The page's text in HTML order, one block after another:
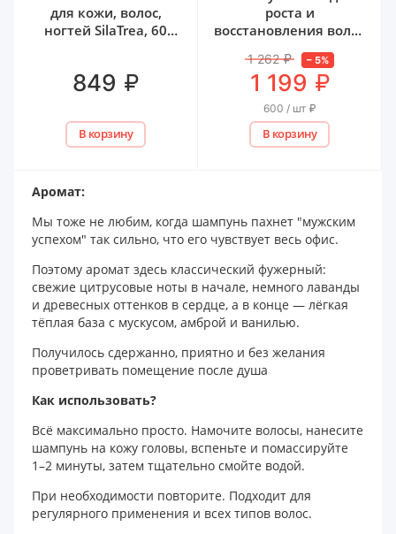
для кожи, волос,
ногтей SilaTrea, 60
849 ₽
В корзину
роста и
восстановления волос
Mr. Volos, 250 мл - 2 шт
1 262 ₽ – 5%
1 199 ₽
600 / шт ₽
В корзину
Аромат:
Мы тоже не любим, когда шампунь пахнет "мужским
успехом" так сильно, что его чувствует весь офис.
Поэтому аромат здесь классический фужерный:
свежие цитрусовые ноты в начале, немного лаванды
и древесных оттенков в сердце, а в конце — лёгкая
тёплая база с мускусом, амброй и ванилью.
Получилось сдержанно, приятно и без желания
проветривать помещение после душа
Как использовать?
Всё максимально просто. Намочите волосы, нанесите
шампунь на кожу головы, вспеньте и помассируйте
1–2 минуты, затем тщательно смойте водой.
При необходимости повторите. Подходит для
регулярного применения и всех типов волос.